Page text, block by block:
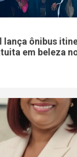
lança ônibus
em beleza